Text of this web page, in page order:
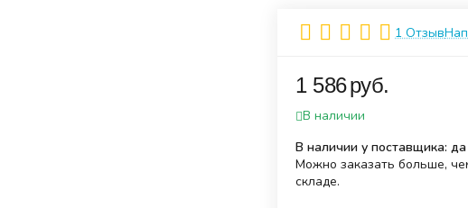
1 Отзыв
‍1 586‍руб.
В наличии
В наличии у поставщика: да
Можно заказать больше,
складе.